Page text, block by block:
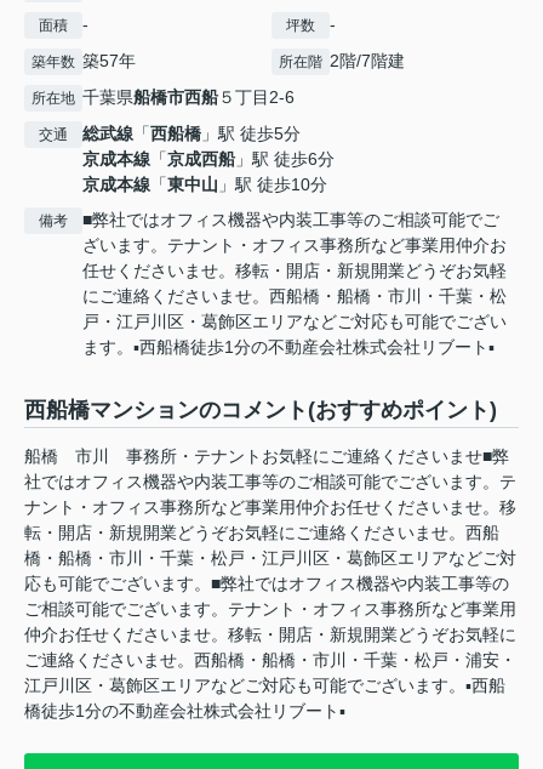
面積 - 坪数 -
築年数 築57年 所在階 2階/7階建
所在地 千葉県船橋市西船５丁目2-6
交通 総武線 「西船橋 」駅 徒歩5分
京成本線 「京成西船」駅 徒歩6分
京成本線 「東中山 」駅 徒歩10分
備考
■弊社ではオフィス機器や内装工事等のご相談可能でご
ざいます。テナント・オフィス事務所など事業用仲介お
任せくださいませ。移転・開店・新規開業どうぞお気軽
にご連絡くださいませ。西船橋・船橋・市川・千葉・松
戸・江戸川区・葛飾区エリアなどご対応も可能でござい
ます。▪️西船橋徒歩1分の不動産会社株式会社リブート▪️
西船橋マンションのコメント(おすすめポイント)
船橋 市川 事務所・テナントお気軽にご連絡くださいませ■弊
社ではオフィス機器や内装工事等のご相談可能でございます。テ
ナント・オフィス事務所など事業用仲介お任せくださいませ。移
転・開店・新規開業どうぞお気軽にご連絡くださいませ。西船
橋・船橋・市川・千葉・松戸・江戸川区・葛飾区エリアなどご対
応も可能でございます。■弊社ではオフィス機器や内装工事等の
ご相談可能でございます。テナント・オフィス事務所など事業用
仲介お任せくださいませ。移転・開店・新規開業どうぞお気軽に
ご連絡くださいませ。西船橋・船橋・市川・千葉・松戸・浦安・
江戸川区・葛飾区エリアなどご対応も可能でございます。▪️西船
橋徒歩1分の不動産会社株式会社リブート▪️